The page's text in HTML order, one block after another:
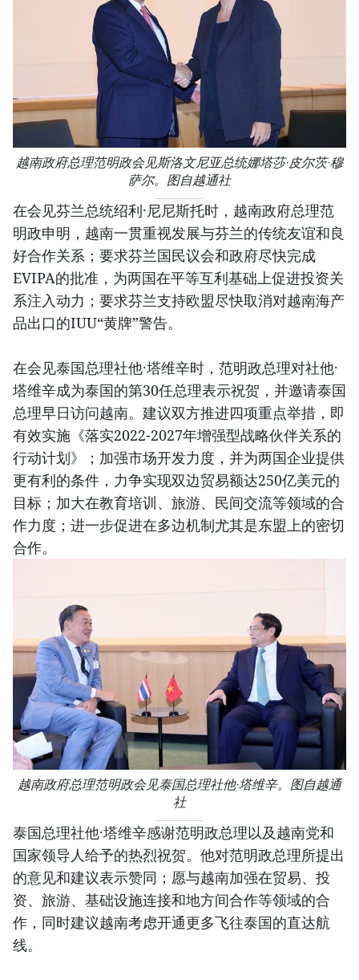
越南政府总理范明政会见斯洛文尼亚总统娜塔莎·皮尔茨·穆
萨尔。图自越通社
在会见芬兰总统绍利·尼尼斯托时，越南政府总理范
明政申明，越南一贯重视发展与芬兰的传统友谊和良
好合作关系；要求芬兰国民议会和政府尽快完成
EVIPA的批准，为两国在平等互利基础上促进投资关
系注入动力；要求芬兰支持欧盟尽快取消对越南海产
品出口的IUU“黄牌”警告。
在会见泰国总理社他·塔维辛时，范明政总理对社他·
塔维辛成为泰国的第30任总理表示祝贺，并邀请泰国
总理早日访问越南。建议双方推进四项重点举措，即
有效实施《落实2022-2027年增强型战略伙伴关系的
行动计划》；加强市场开发力度，并为两国企业提供
更有利的条件，力争实现双边贸易额达250亿美元的
目标；加大在教育培训、旅游、民间交流等领域的合
作力度；进一步促进在多边机制尤其是东盟上的密切
合作。
越南政府总理范明政会见泰国总理社他·塔维辛。图自越通
社
泰国总理社他·塔维辛感谢范明政总理以及越南党和
国家领导人给予的热烈祝贺。他对范明政总理所提出
的意见和建议表示赞同；愿与越南加强在贸易、投
资、旅游、基础设施连接和地方间合作等领域的合
作，同时建议越南考虑开通更多飞往泰国的直达航
线。